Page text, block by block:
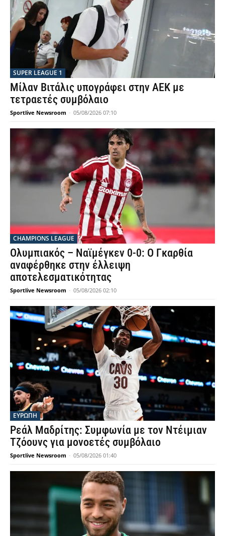
SUPER LEAGUE 1
Μίλαν Βιτάλις υπογράφει στην ΑΕΚ με
τετραετές συμβόλαιο
Sportlive Newsroom - 05/08/2026 07:10
CHAMPIONS LEAGUE
Ολυμπιακός – Ναϊμέγκεν 0-0: Ο Γκαρθία
αναφέρθηκε στην έλλειψη
αποτελεσματικότητας
Sportlive Newsroom - 05/08/2026 02:10
ΕΥΡΩΠΗ
Ρεάλ Μαδρίτης: Συμφωνία με τον Ντέιμιαν
Τζόουνς για μονοετές συμβόλαιο
Sportlive Newsroom - 05/08/2026 01:40